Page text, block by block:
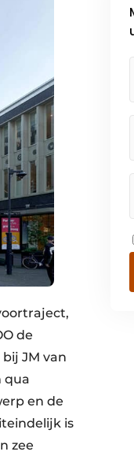
de
JM van
qua
en de
is
zee